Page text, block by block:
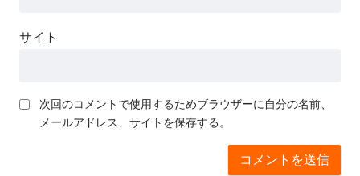
サイト
次回のコメントで使用するためブラウザーに自分の名前、
メールアドレス、サイトを保存する。